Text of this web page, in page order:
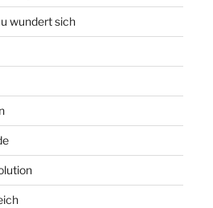
wundert sich